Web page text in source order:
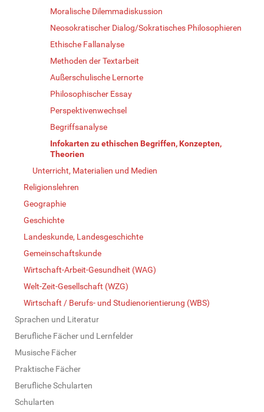
Moralische Dilemmadiskussion
Neosokratischer Dialog/Sokratisches Philosophieren
Ethische Fallanalyse
Methoden der Textarbeit
Außerschulische Lernorte
Philosophischer Essay
Perspektivenwechsel
Begriffsanalyse
Infokarten zu ethischen Begriffen, Konzepten,
Theorien
Unterricht, Materialien und Medien
Religionslehren
Geographie
Geschichte
Landeskunde, Landesgeschichte
Gemeinschaftskunde
Wirtschaft-Arbeit-Gesundheit (WAG)
Welt-Zeit-Gesellschaft (WZG)
Wirtschaft / Berufs- und Studienorientierung (WBS)
Sprachen und Literatur
Berufliche Fächer und Lernfelder
Musische Fächer
Praktische Fächer
Berufliche Schularten
Schularten